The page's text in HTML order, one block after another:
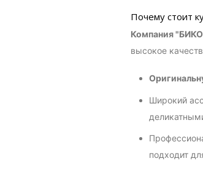
Почему стоит
Компания
высокое
Широкий
подходит